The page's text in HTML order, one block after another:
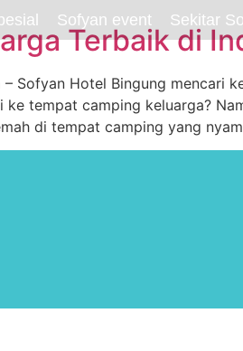
Sofyan event Sekitar
Terbaik di
Sofyan Hotel Bingung mencari
tempat camping keluarga?
di tempat camping yang